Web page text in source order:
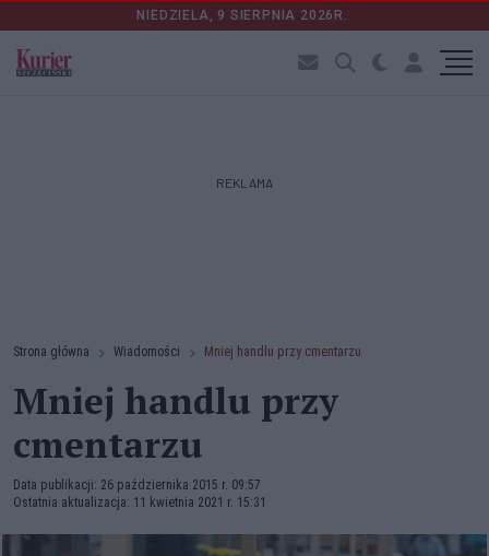
NIEDZIELA, 9 SIERPNIA 2026R.
REKLAMA
Strona główna Wiadomości Mniej handlu przy cmentarzu
Mniej handlu przy
cmentarzu
Data publikacji: 26 października 2015 r. 09:57
Ostatnia aktualizacja: 11 kwietnia 2021 r. 15:31